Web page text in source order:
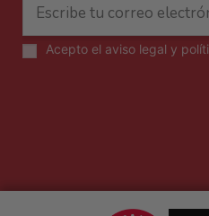
Acepto el aviso legal y